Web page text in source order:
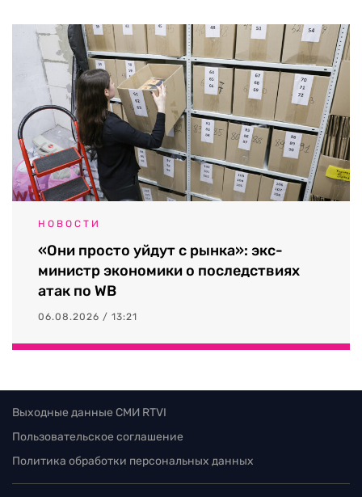
НОВОСТИ
«Они просто уйдут с рынка»: экс-
министр экономики о последствиях
атак по WB
06.08.2026 / 13:21
Выходные данные СМИ RTVI
Пользовательское соглашение
Политика обработки персональных данных